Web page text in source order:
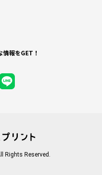
報をGET！
Rights Reserved.